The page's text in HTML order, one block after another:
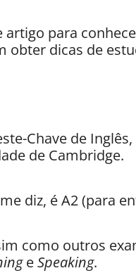
para
obter dicas de
Chave de
de Cambridge.
diz, é A2 (para
como outros
eSpeaking.